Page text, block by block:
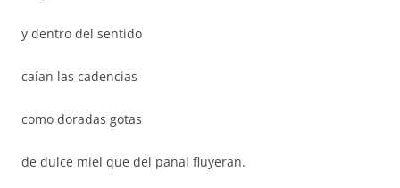
y dentro del sentido
caían las cadencias
como doradas gotas
de dulce miel que del panal fluyeran.